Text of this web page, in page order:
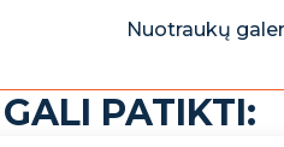
Nuotraukų
PATIKTI: